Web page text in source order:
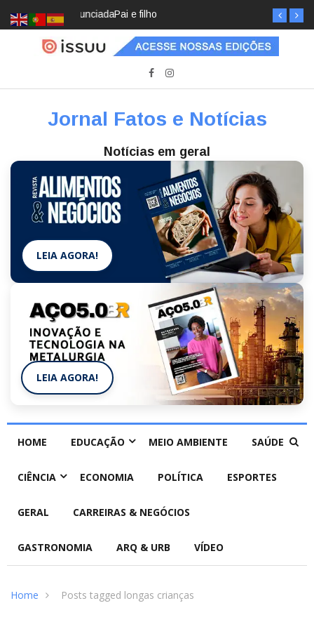
Pai e filho
Jornal Fatos e Notícias
Notícias em geral
LEIA AGORA!
LEIA AGORA!
HOME EDUCAÇÃO MEIO AMBIENTE SAÚDE
CIÊNCIA ECONOMIA POLÍTICA ESPORTES
GERAL CARREIRAS & NEGÓCIOS
GASTRONOMIA ARQ & URB VÍDEO
Home Posts tagged longas crianças